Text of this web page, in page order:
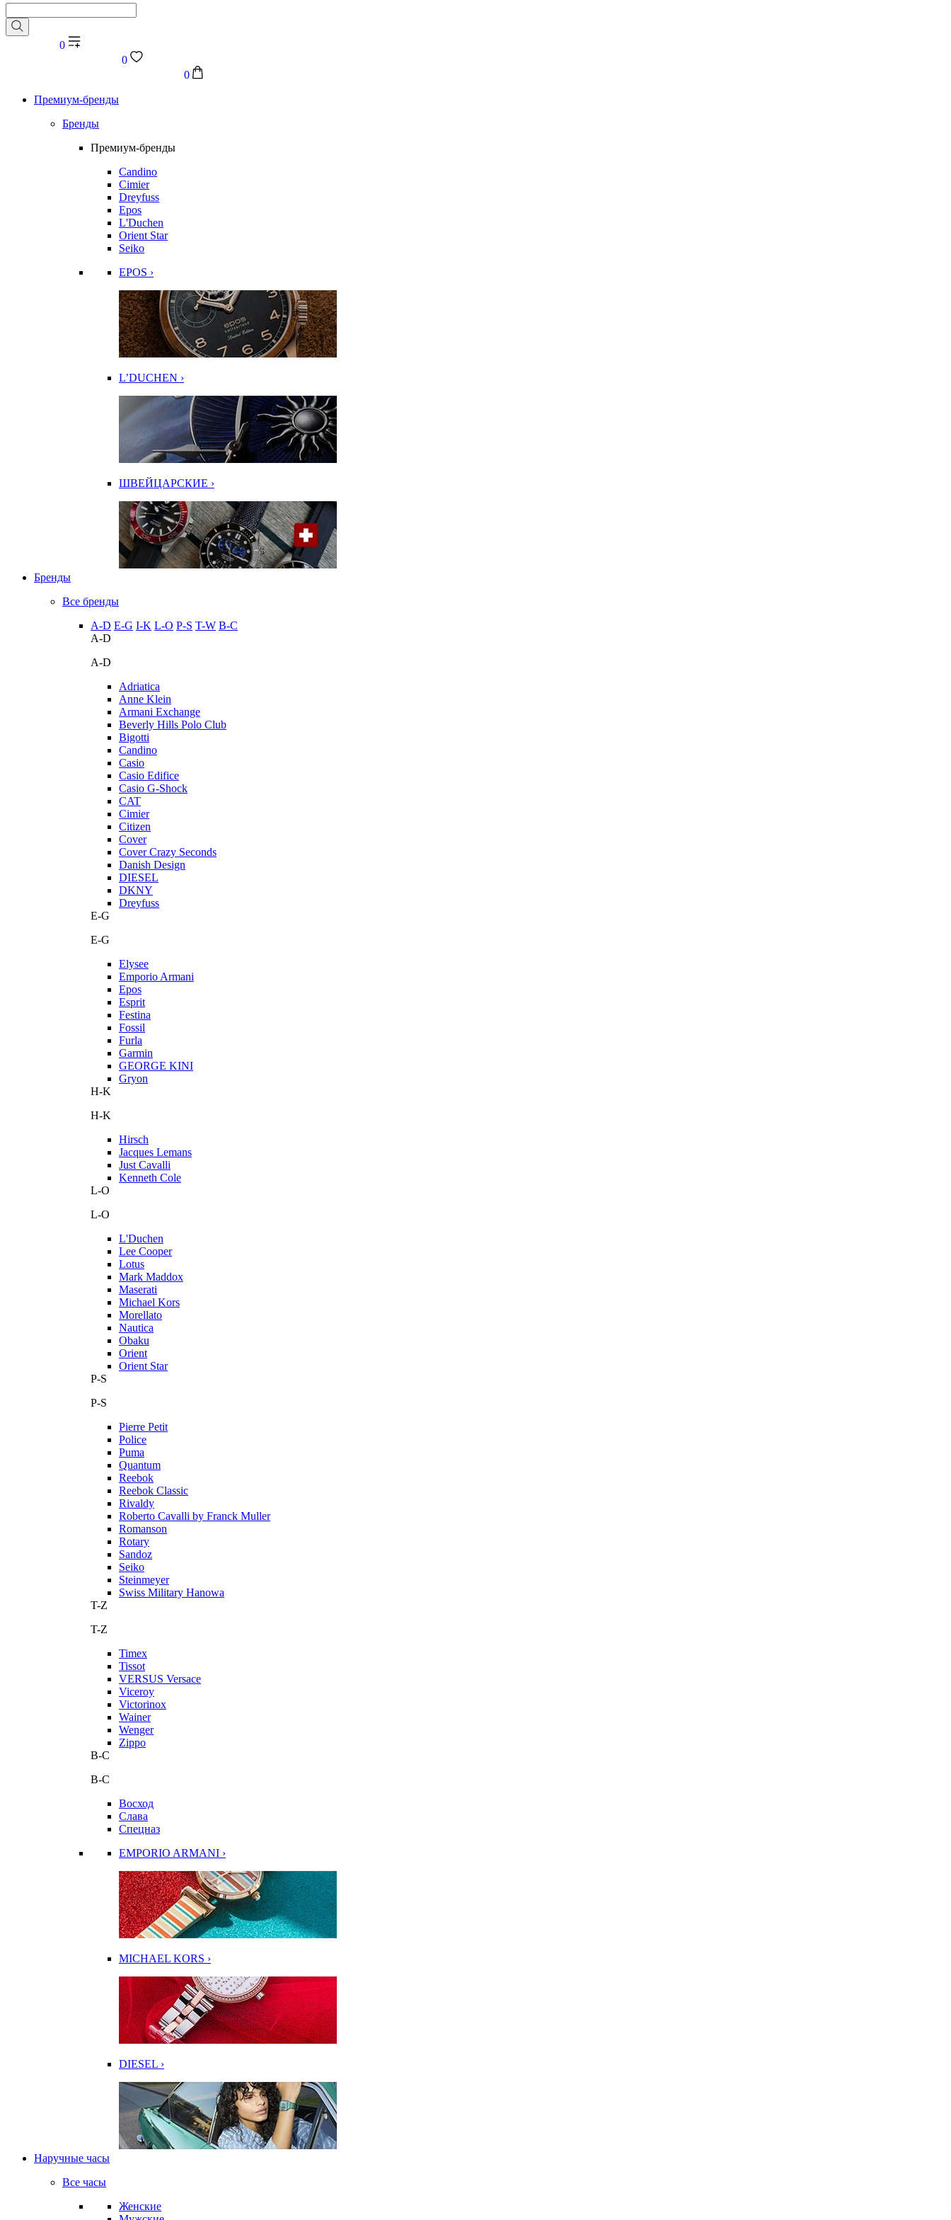
0
0
0
Премиум-бренды
Бренды
Премиум-бренды
Candino
Cimier
Dreyfuss
Epos
L'Duchen
Orient Star
Seiko
EPOS ›
L’DUCHEN ›
ШВЕЙЦАРСКИЕ ›
Бренды
Все бренды
A-D E-G I-K L-O P-S T-W В-С
A-D
A-D
Adriatica
Anne Klein
Armani Exchange
Beverly Hills Polo Club
Bigotti
Candino
Casio
Casio Edifice
Casio G-Shock
CAT
Cimier
Citizen
Cover
Cover Crazy Seconds
Danish Design
DIESEL
DKNY
Dreyfuss
E-G
E-G
Elysee
Emporio Armani
Epos
Esprit
Festina
Fossil
Furla
Garmin
GEORGE KINI
Gryon
H-K
H-K
Hirsch
Jacques Lemans
Just Cavalli
Kenneth Cole
L-O
L-O
L'Duchen
Lee Cooper
Lotus
Mark Maddox
Maserati
Michael Kors
Morellato
Nautica
Obaku
Orient
Orient Star
P-S
P-S
Pierre Petit
Police
Puma
Quantum
Reebok
Reebok Classic
Rivaldy
Roberto Cavalli by Franck Muller
Romanson
Rotary
Sandoz
Seiko
Steinmeyer
Swiss Military Hanowa
T-Z
T-Z
Timex
Tissot
VERSUS Versace
Viceroy
Victorinox
Wainer
Wenger
Zippo
В-С
В-С
Восход
Слава
Спецназ
EMPORIO ARMANI ›
MICHAEL KORS ›
DIESEL ›
Наручные часы
Все часы
Женские